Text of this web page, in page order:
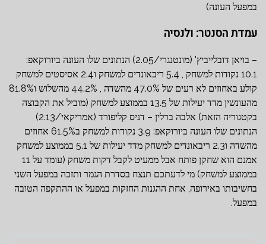
במפעל העונה)
עמדת הסנטר: ולנסיה
– בויאן דובלייביץ' (מונטנגרי/2.05) הנתונים שלו העונה ביורוקאפ:
10.1 נקודות למשחק , 5.4 ריבאונדים למשחק ו2.4 אסיסטים למשחק
קולע באחוזים לא רעים של 47.0% מהשדה , 44.2% מהשלוש ו81.8%
מהעונשין מדד יעילות של 13.5 בממוצע למשחק (מוביל את הקבוצה
בקטגוריה הזאת) אלבה ברלין – דניס קליפורד (אמריקאי/2.13)
הנתונים שלו העונה ביורוקאפ: 3.9 נקודות למשחק ב61.5% אחוזים
מהשדה ו2.3 ריבאונדים למשחק מדד יעילות של 5.1 בממוצע למשחק
אמנם הוא שחקן פותח אבל ממעיט לקבל דקות משחק (עומד על 11
בממוצע למשחק) מי לדעתכם תנצח בסדרת הגמר ותזכה במפעל השני
בחשיבותו באירופה, אחת ההגנות החזקות במפעל או ההתקפה הטובה
במפעל.